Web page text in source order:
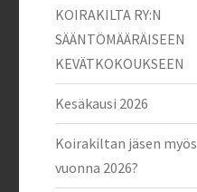
KOIRAKILTA RY:N
SÄÄNTÖMÄÄRÄISEEN
KEVÄTKOKOUKSEEN
Kesäkausi 2026
Koirakiltan jäsen myös
vuonna 2026?